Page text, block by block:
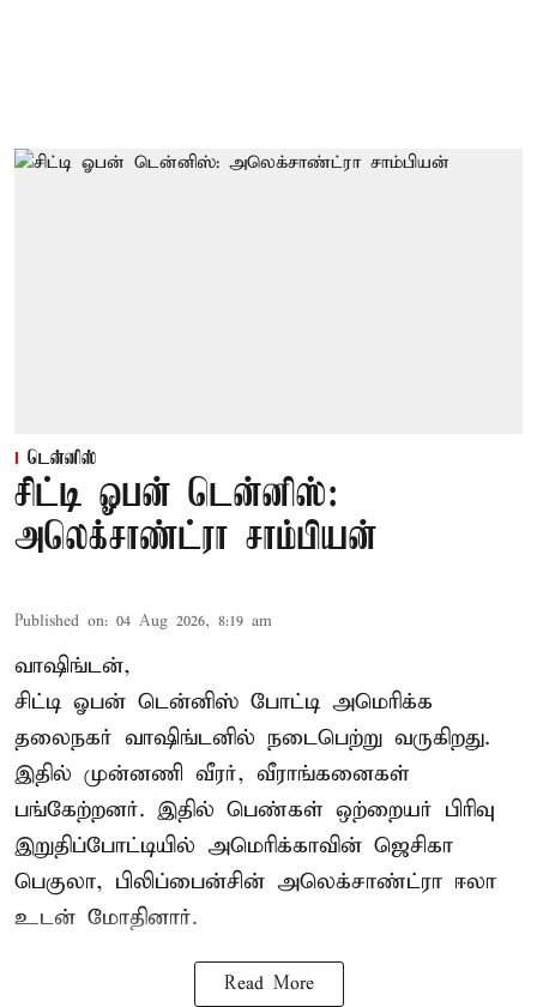
டென்னிஸ்
சிட்டி ஓபன் டென்னிஸ்:
அலெக்சாண்ட்ரா சாம்பியன்
Published on: 04 Aug 2026, 8:19 am
வாஷிங்டன்,
சிட்டி ஓபன் டென்னிஸ் போட்டி அமெரிக்க
தலைநகர் வாஷிங்டனில் நடைபெற்று வருகிறது.
இதில் முன்னணி வீரர், வீராங்கனைகள்
பங்கேற்றனர். இதில் பெண்கள் ஒற்றையர் பிரிவு
இறுதிப்போட்டியில் அமெரிக்காவின் ஜெசிகா
பெகுலா, பிலிப்பைன்சின் அலெக்சாண்ட்ரா ஈலா
உடன் மோதினார்.
Read More